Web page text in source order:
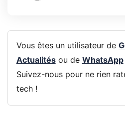
Vous êtes un utilisateur de
Actualitésou de WhatsApp
Suivez-nous pour ne rien
tech !